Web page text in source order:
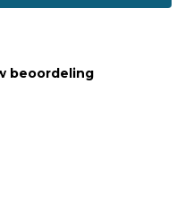
beoordeling